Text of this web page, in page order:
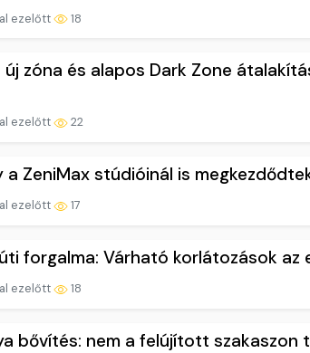
ezelőtt 18
zóna és alapos Dark Zone
ezelőtt 22
a ZeniMax stúdióinál is
ezelőtt 17
forgalma: Várható korlátozások az
ezelőtt 18
bővítés: nem a felújított